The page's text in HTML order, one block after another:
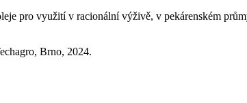
pro využití v racionální výživě, v pekárenském
Brno, 2024.